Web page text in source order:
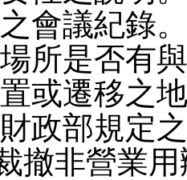
會議紀錄。
所是否有
或遷移之
政部規定
撤非營業